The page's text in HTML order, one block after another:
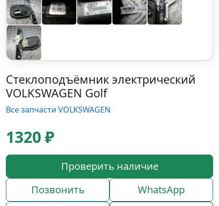
Стеклоподъёмник электрический
VOLKSWAGEN Golf
Все запчасти VOLKSWAGEN
1320 ₽
Проверить наличие
Позвонить
WhatsApp